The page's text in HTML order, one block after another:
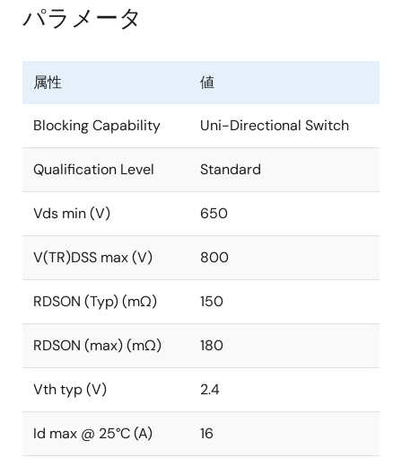
パラメータ
属性 値
Blocking Capability Uni-Directional Switch
Qualification Level Standard
Vds min (V) 650
V(TR)DSS max (V) 800
RDSON (Typ) (mΩ) 150
RDSON (max) (mΩ) 180
Vth typ (V) 2.4
Id max @ 25°C (A) 16